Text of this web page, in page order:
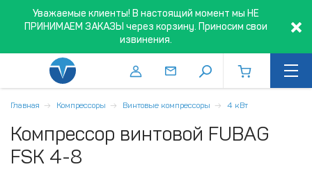
Уважаемые клиенты! В настоящий момент мы НЕ
ПРИНИМАЕМ ЗАКАЗЫ через корзину. Приносим свои
извинения.
Главная Компрессоры Винтовые компрессоры 4 кВт
Компрессор винтовой FUBAG
FSK 4-8